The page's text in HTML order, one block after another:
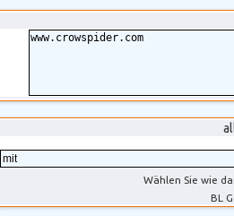
Wählen Sie wie
BL